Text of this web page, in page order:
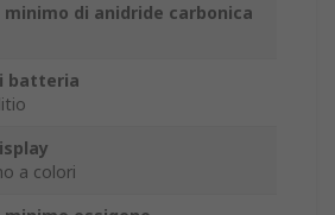
minimo di anidride carbonica
batteria
a colori